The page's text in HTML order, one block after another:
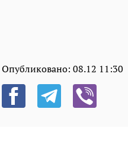
Опубликовано: 08.12 11:30